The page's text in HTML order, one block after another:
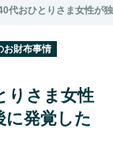
内株式型 #60代
代おひとりさま女性が
お財布事情
りさま女性
に発覚した